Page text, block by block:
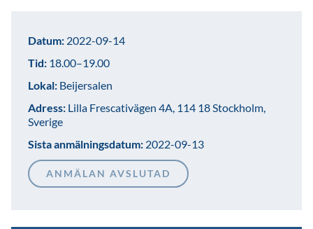
Datum: 2022-09-14
Tid: 18.00–19.00
Lokal: Beijersalen
Adress: Lilla Frescativägen 4A, 114 18 Stockholm,
Sverige
Sista anmälningsdatum: 2022-09-13
ANMÄLAN AVSLUTAD